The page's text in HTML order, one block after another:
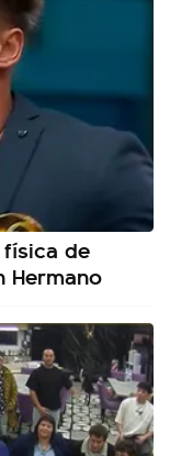
de
Hermano